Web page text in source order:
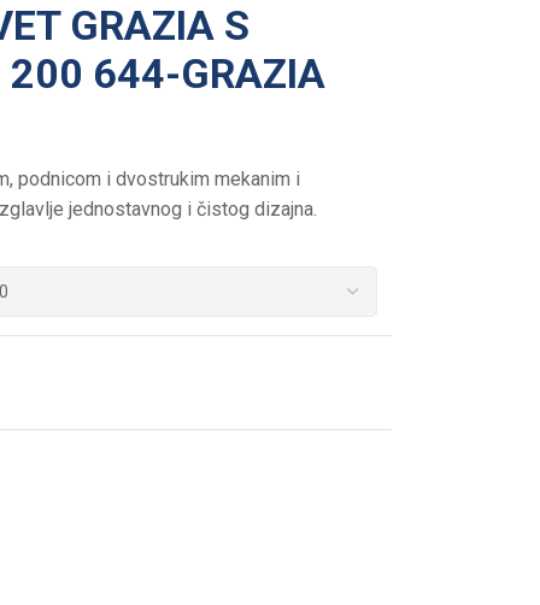
GRAZIA S
200 644-GRAZIA
podnicom i dvostrukim mekanim i
jednostavnog i čistog dizajna.